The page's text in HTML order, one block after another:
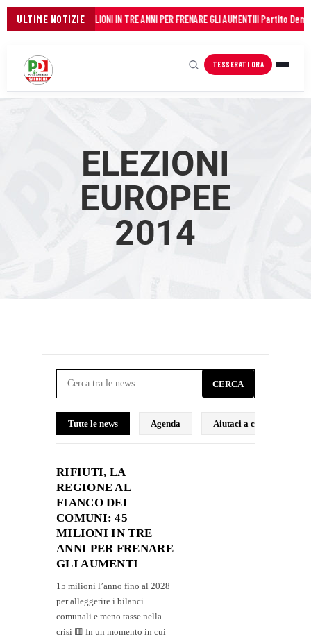
ULTIME NOTIZIE
DEI COMUNI: 45 MILIONI IN TRE ANNI PER FRENARE GLI AUMENTIIl Partito
TESSERATI ORA
ELEZIONI
EUROPEE
2014
CERCA
Tutte le news Agenda Aiutaci a costruire il
RIFIUTI, LA
REGIONE AL
FIANCO DEI
COMUNI: 45
MILIONI IN TRE
ANNI PER FRENARE
GLI AUMENTI
15 milioni l’anno fino al 2028
per alleggerire i bilanci
comunali e meno tasse nella
crisi 🟥 In un momento in cui